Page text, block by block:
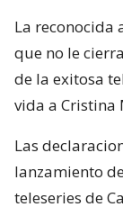
La reconocida
que no le
de la exitosa
vida a Cristina
Las
lanzamiento
teleseries de